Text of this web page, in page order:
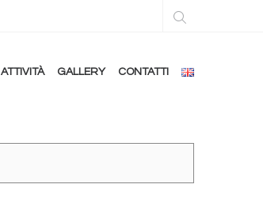
ATTIVITÀ GALLERY CONTATTI